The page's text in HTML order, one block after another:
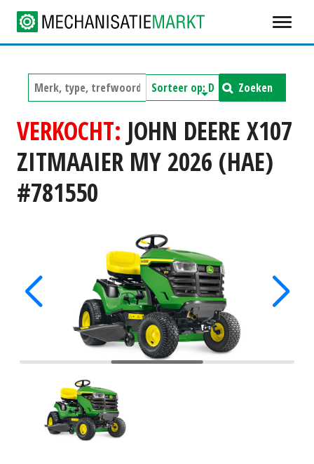
Zoeken
VERKOCHT: JOHN DEERE X107
ZITMAAIER MY 2026 (HAE)
#781550